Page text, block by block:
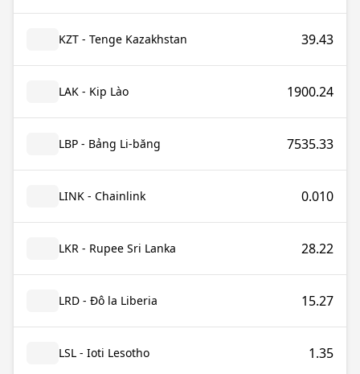
KZT - Tenge Kazakhstan 39.43
LAK - Kip Lào 1900.24
LBP - Bảng Li-băng 7535.33
LINK - Chainlink 0.010
LKR - Rupee Sri Lanka 28.22
LRD - Đô la Liberia 15.27
LSL - Ioti Lesotho 1.35